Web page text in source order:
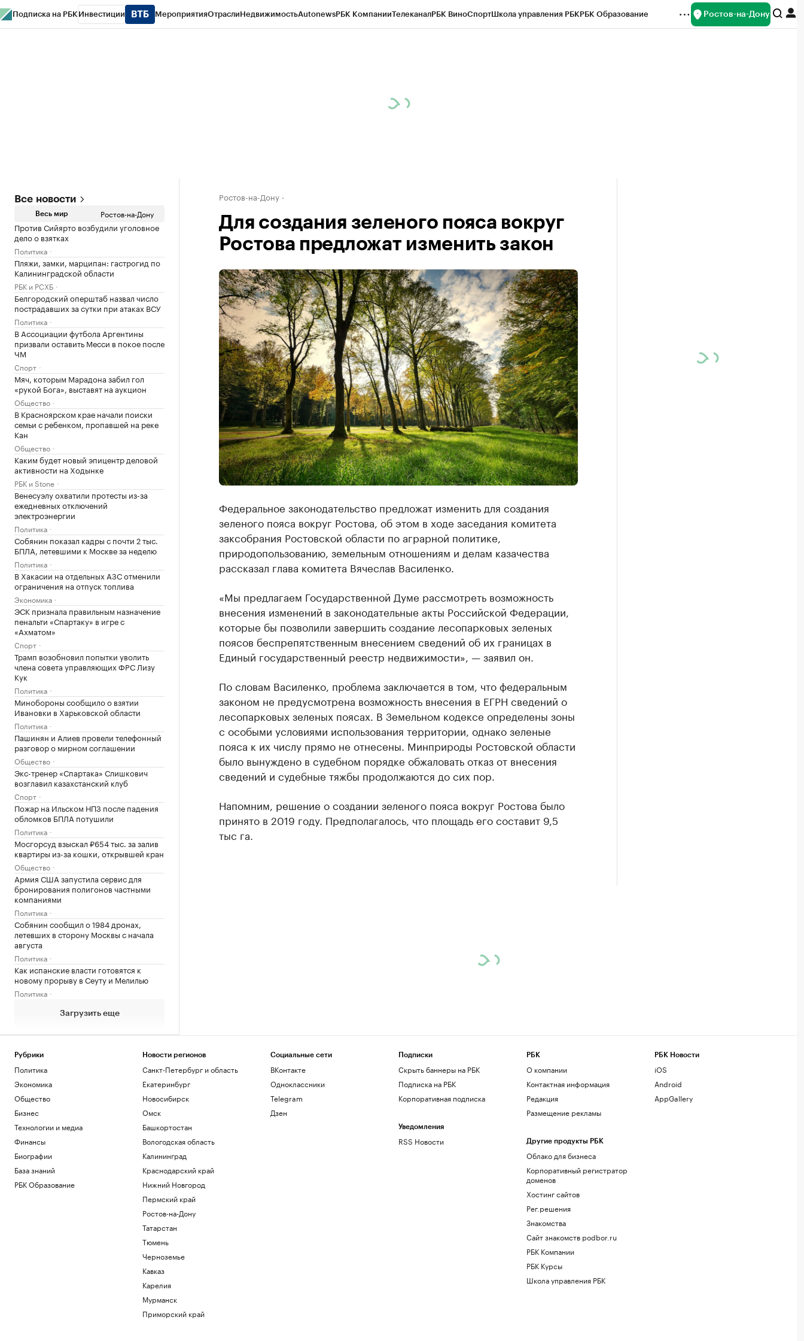
Подписка на РБК Инвестиции МероприятияОтраслиНедвижимостьAutonewsРБК КомпанииТелеканалРБК ВиноСпортШкола управления РБКРБК Образование Ростов-на-Дону
Все новости
Весь мир Ростов-на-Дону
Против Сийярто возбудили уголовное
дело о взятках
Политика
Пляжи, замки, марципан: гастрогид по
Калининградской области
РБК и РСХБ
Белгородский оперштаб назвал число
пострадавших за сутки при атаках ВСУ
Политика
В Ассоциации футбола Аргентины
призвали оставить Месси в покое после
ЧМ
Спорт
Мяч, которым Марадона забил гол
«рукой Бога», выставят на аукцион
Общество
В Красноярском крае начали поиски
семьи с ребенком, пропавшей на реке
Кан
Общество
Каким будет новый эпицентр деловой
активности на Ходынке
РБК и Stone
Венесуэлу охватили протесты из-за
ежедневных отключений
электроэнергии
Политика
Собянин показал кадры с почти 2 тыс.
БПЛА, летевшими к Москве за неделю
Политика
В Хакасии на отдельных АЗС отменили
ограничения на отпуск топлива
Экономика
ЭСК признала правильным назначение
пенальти «Спартаку» в игре с
«Ахматом»
Спорт
Трамп возобновил попытки уволить
члена совета управляющих ФРС Лизу
Кук
Политика
Минобороны сообщило о взятии
Ивановки в Харьковской области
Политика
Пашинян и Алиев провели телефонный
разговор о мирном соглашении
Общество
Экс-тренер «Спартака» Слишкович
возглавил казахстанский клуб
Спорт
Пожар на Ильском НПЗ после падения
обломков БПЛА потушили
Политика
Мосгорсуд взыскал ₽654 тыс. за залив
квартиры из-за кошки, открывшей кран
Общество
Армия США запустила сервис для
бронирования полигонов частными
компаниями
Политика
Собянин сообщил о 1984 дронах,
летевших в сторону Москвы с начала
августа
Политика
Как испанские власти готовятся к
новому прорыву в Сеуту и Мелилью
Политика
Загрузить еще
Ростов-на-Дону
Для создания зеленого пояса вокруг
Ростова предложат изменить закон
Федеральное законодательство предложат изменить для создания
зеленого пояса вокруг Ростова, об этом в ходе заседания комитета
заксобрания Ростовской области по аграрной политике,
природопользованию, земельным отношениям и делам казачества
рассказал глава комитета Вячеслав Василенко.
«Мы предлагаем Государственной Думе рассмотреть возможность
внесения изменений в законодательные акты Российской Федерации,
которые бы позволили завершить создание лесопарковых зеленых
поясов беспрепятственным внесением сведений об их границах в
Единый государственный реестр недвижимости», — заявил он.
По словам Василенко, проблема заключается в том, что федеральным
законом не предусмотрена возможность внесения в ЕГРН сведений о
лесопарковых зеленых поясах. В Земельном кодексе определены зоны
с особыми условиями использования территории, однако зеленые
пояса к их числу прямо не отнесены. Минприроды Ростовской области
было вынуждено в судебном порядке обжаловать отказ от внесения
сведений и судебные тяжбы продолжаются до сих пор.
Напомним, решение о создании зеленого пояса вокруг Ростова было
принято в 2019 году. Предполагалось, что площадь его составит 9,5
тыс га.
Рубрики
Политика
Экономика
Общество
Бизнес
Технологии и медиа
Финансы
Биографии
База знаний
РБК Образование
Новости регионов
Санкт-Петербург и область
Екатеринбург
Новосибирск
Омск
Башкортостан
Вологодская область
Калининград
Краснодарский край
Нижний Новгород
Пермский край
Ростов-на-Дону
Татарстан
Тюмень
Черноземье
Кавказ
Карелия
Мурманск
Приморский край
Социальные сети
ВКонтакте
Одноклассники
Telegram
Дзен
Подписки
Скрыть баннеры на РБК
Подписка на РБК
Корпоративная подписка
Уведомления
RSS Новости
РБК
О компании
Контактная информация
Редакция
Размещение рекламы
Другие продукты РБК
Облако для бизнеса
Корпоративный регистратор
доменов
Хостинг сайтов
Рег.решения
Знакомства
Сайт знакомств podbor.ru
РБК Компании
РБК Курсы
Школа управления РБК
РБК Новости
iOS
Android
AppGallery